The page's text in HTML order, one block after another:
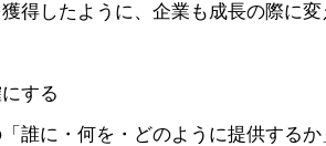
得したように、企業も成長の際に
する
誰に・何を・どのように提供する